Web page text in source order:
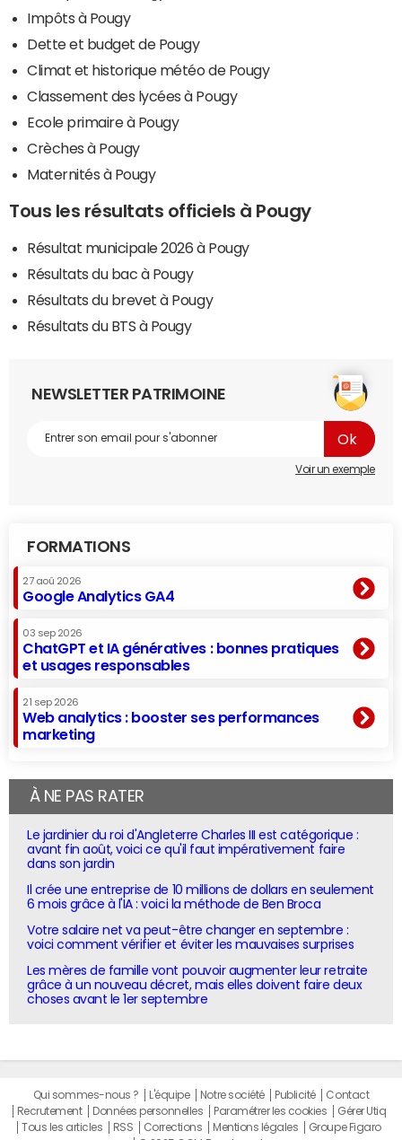
Impôts à Pougy
Dette et budget de Pougy
Climat et historique météo de Pougy
Classement des lycées à Pougy
Ecole primaire à Pougy
Crèches à Pougy
Maternités à Pougy
Tous les résultats officiels à Pougy
Résultat municipale 2026 à Pougy
Résultats du bac à Pougy
Résultats du brevet à Pougy
Résultats du BTS à Pougy
NEWSLETTER PATRIMOINE
Voir un exemple
FORMATIONS
27 aoû 2026
Google Analytics GA4
03 sep 2026
ChatGPT et IA génératives : bonnes pratiques
et usages responsables
21 sep 2026
Web analytics : booster ses performances
marketing
À NE PAS RATER
Le jardinier du roi d'Angleterre Charles III est catégorique :
avant fin août, voici ce qu'il faut impérativement faire
dans son jardin
Il crée une entreprise de 10 millions de dollars en seulement
6 mois grâce à l'IA : voici la méthode de Ben Broca
Votre salaire net va peut-être changer en septembre :
voici comment vérifier et éviter les mauvaises surprises
Les mères de famille vont pouvoir augmenter leur retraite
grâce à un nouveau décret, mais elles doivent faire deux
choses avant le 1er septembre
Qui sommes-nous ? L'équipe Notre société Publicité
Contact
Recrutement
Données personnelles Paramétrer les cookies
Gérer Utiq
Tous les articles
RSS Corrections Mentions légales
Groupe Figaro